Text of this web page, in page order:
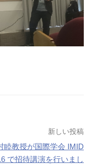
新しい投稿
睦教授が国際学会 IMID
で招待講演を行いまし